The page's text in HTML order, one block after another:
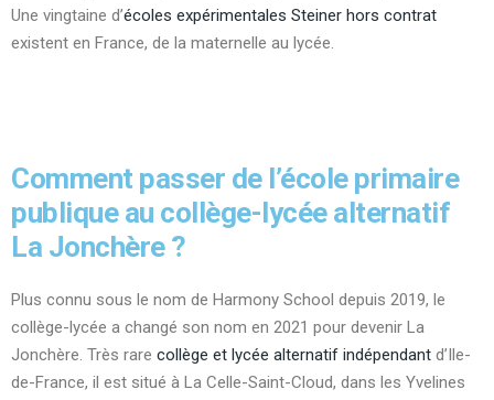
Une vingtaine d’écoles expérimentales Steiner hors contrat
existent en France, de la maternelle au lycée.
Comment passer de l’école primaire
publique au collège-lycée alternatif
La Jonchère ?
Plus connu sous le nom de Harmony School depuis 2019, le
collège-lycée a changé son nom en 2021 pour devenir La
Jonchère. Très rare collège et lycée alternatif indépendant d’Ile-
de-France, il est situé à La Celle-Saint-Cloud, dans les Yvelines